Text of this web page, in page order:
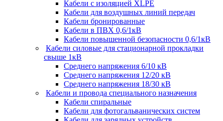
Кабели c изоляцией XLPE
Кабели для воздушных линий передач
Кабели бронированные
Кабели в ПВХ 0,6/1кВ
Кабели повышенной безопасности 0,6/1кВ
Кабели силовые для стационарной прокладки
свыше 1кВ
Среднего напряжения 6/10 кВ
Среднего напряжения 12/20 кВ
Среднего напряжения 18/30 кВ
Кабели и провода специального назначения
Кабели спиральные
Кабели для фотогальванических систем